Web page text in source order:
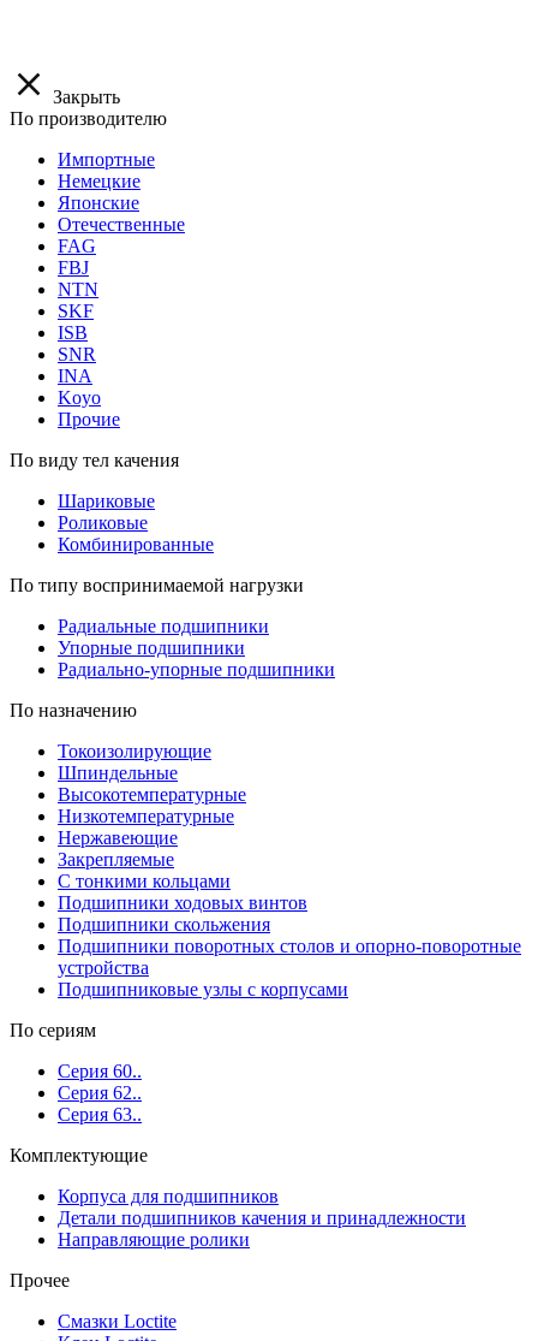
Закрыть
По производителю
Импортные
Немецкие
Японские
Отечественные
FAG
FBJ
NTN
SKF
ISB
SNR
INA
Koyo
Прочие
По виду тел качения
Шариковые
Роликовые
Комбинированные
По типу воспринимаемой нагрузки
Радиальные подшипники
Упорные подшипники
Радиально-упорные подшипники
По назначению
Токоизолирующие
Шпиндельные
Высокотемпературные
Низкотемпературные
Нержавеющие
Закрепляемые
С тонкими кольцами
Подшипники ходовых винтов
Подшипники скольжения
Подшипники поворотных столов и опорно-поворотные
устройства
Подшипниковые узлы с корпусами
По сериям
Серия 60..
Серия 62..
Серия 63..
Комплектующие
Корпуса для подшипников
Детали подшипников качения и принадлежности
Направляющие ролики
Прочее
Смазки Loctite